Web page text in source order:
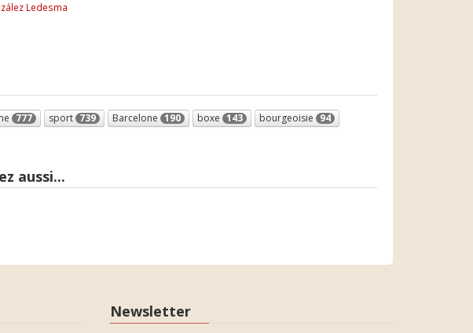
Ledesma
777 sport 739 Barcelone 190 boxe 143 bourgeoisie 94
aussi...
Newsletter